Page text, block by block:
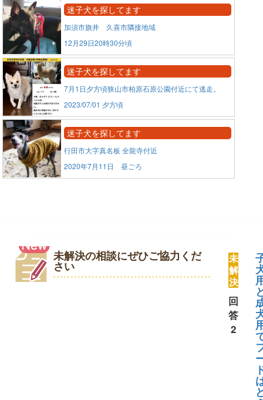
迷子犬を探してます
加須市旗井 久喜市隣接地域
12月29日20時30分頃
迷子犬を探してます
7月1日夕方頃狭山市柏原石原公園付近にて逃走。
2023/07/01 夕方頃
迷子犬を探してます
行田市大字真名板 全龍寺付近
2020年7月11日 昼ごろ
未解決の相談にぜひご協力くだ
さい
未
解
決
回
答
2